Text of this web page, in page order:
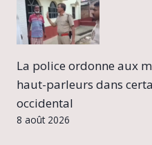
La police ordonne aux
haut-parleurs dans
occidental
8 août 2026